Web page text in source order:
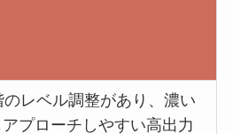
のレベル調整があり、濃い
プローチしやすい高出力